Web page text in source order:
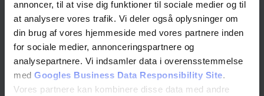
annoncer, til at vise dig funktioner til sociale medier og til
at analysere vores trafik. Vi deler også oplysninger om
din brug af vores hjemmeside med vores partnere inden
for sociale medier, annonceringspartnere og
analysepartnere. Vi indsamler data i overensstemmelse
med Googles Business Data Responsibility Site.
Vores partnere kan kombinere disse data med andre